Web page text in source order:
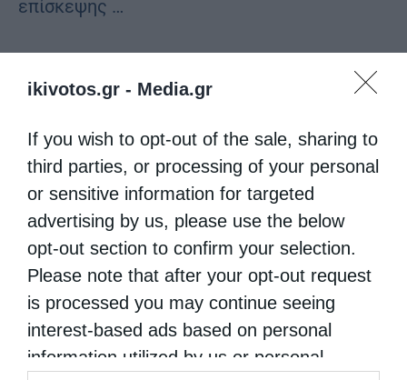
ikivotos.gr - Media.gr
If you wish to opt-out of the sale, sharing to
third parties, or processing of your personal
or sensitive information for targeted
advertising by us, please use the below
opt-out section to confirm your selection.
Please note that after your opt-out request
is processed you may continue seeing
interest-based ads based on personal
information utilized by us or personal
επίσκεψης …